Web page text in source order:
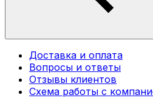
Доставка и оплата
Вопросы и ответы
Отзывы клиентов
Схема работы с